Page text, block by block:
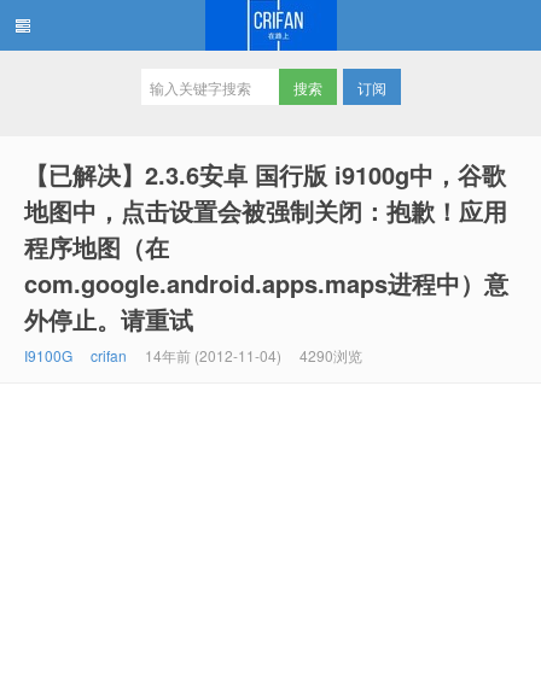
订阅
【已解决】2.3.6安卓 国行版 i9100g中，谷歌
地图中，点击设置会被强制关闭：抱歉！应用
程序地图（在
com.google.android.apps.maps进程中）意
外停止。请重试
I9100G crifan 14年前 (2012-11-04) 4290浏览